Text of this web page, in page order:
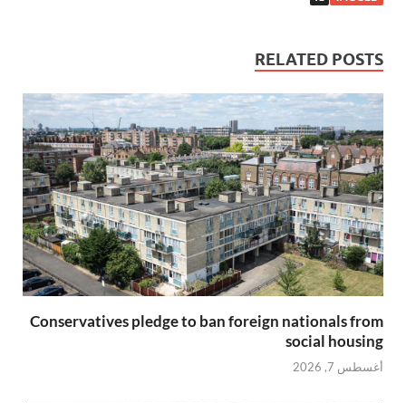
RELATED POSTS
Conservatives pledge to ban foreign nationals from
social housing
أغسطس 7, 2026